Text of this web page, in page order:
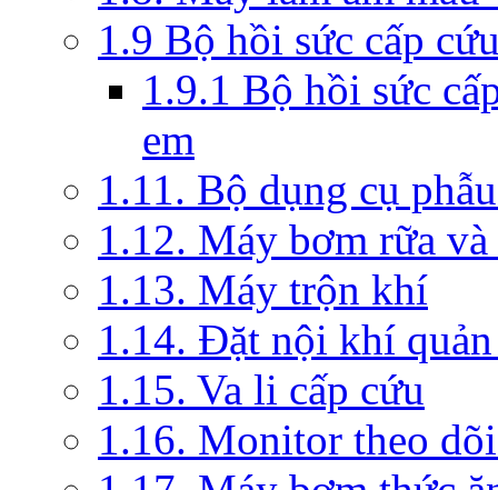
1.9 Bộ hồi sức cấp
1.9.1 Bộ hồi sức
em
1.11. Bộ dụng cụ
1.12. Máy bơm rữa
1.13. Máy trộn khí
1.14. Đặt nội khí
1.15. Va li cấp cứu
1.16. Monitor theo